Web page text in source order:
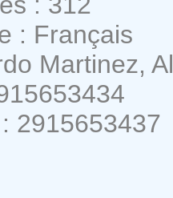
: Français
Martinez,
2915653437